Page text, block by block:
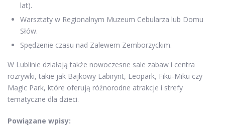
lat).
Warsztaty w Regionalnym Muzeum Cebularza lub Domu
Słów.
Spędzenie czasu nad Zalewem Zemborzyckim.
W Lublinie działają także nowoczesne sale zabaw i centra
rozrywki, takie jak Bajkowy Labirynt, Leopark, Fiku-Miku czy
Magic Park, które oferują różnorodne atrakcje i strefy
tematyczne dla dzieci.
Powiązane wpisy: